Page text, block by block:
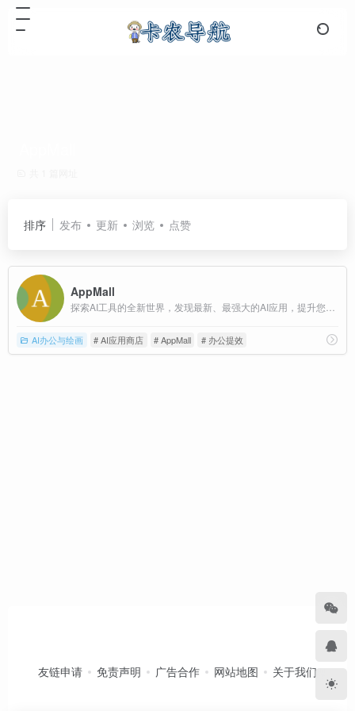
排序 发布 更新 浏览 点赞
AppMall
AI办公与绘画 # AI应用商店 # AppMall # 办公提效
友链申请 免责声明 广告合作 网站地图 关于我们